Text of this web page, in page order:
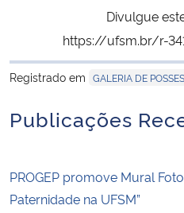
Ministério da Mulher, da Família e dos
Secretaria-Geral
Secretaria de Governo
Advocacia-Geral da União
Divulgue
https://ufsm.br/r-
Registrado em GALERIA DE POSSES
Publicações
PROGEP promove Mural
Paternidade na UFSM”